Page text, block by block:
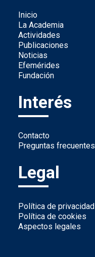
Inicio
La Academia
Actividades
Publicaciones
Noticias
Efemérides
Fundación
Interés
Contacto
Preguntas frecuentes
Legal
Política de privacidad
Política de cookies
Aspectos legales